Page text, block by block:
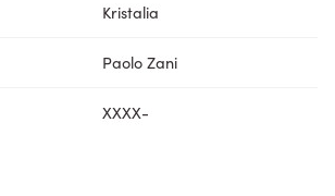
Kristalia
Paolo Zani
XXXX-